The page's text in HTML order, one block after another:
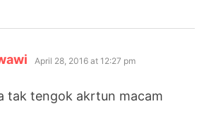
says:
April 28, 2016 at 12:27 pm
tak tengok akrtun macam